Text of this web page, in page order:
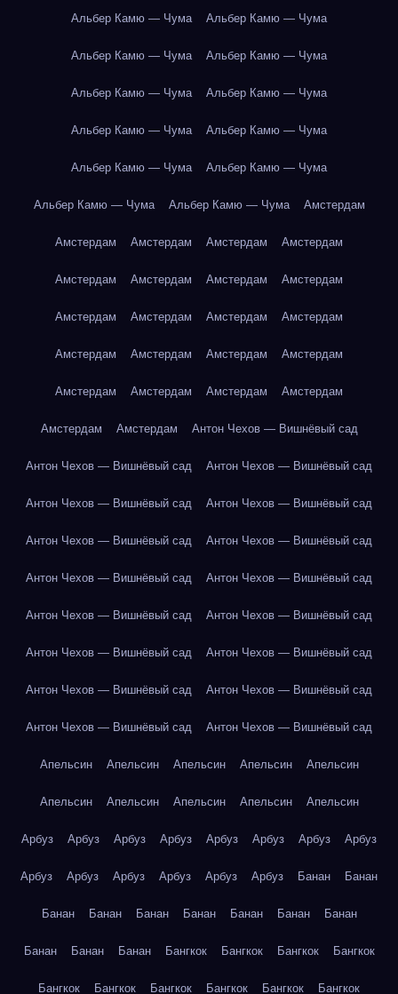
Альбер Камю — Чума Альбер Камю — Чума
Альбер Камю — Чума Альбер Камю — Чума
Альбер Камю — Чума Альбер Камю — Чума
Альбер Камю — Чума Альбер Камю — Чума
Альбер Камю — Чума Альбер Камю — Чума
Альбер Камю — Чума Альбер Камю — Чума Амстердам
Амстердам Амстердам Амстердам Амстердам
Амстердам Амстердам Амстердам Амстердам
Амстердам Амстердам Амстердам Амстердам
Амстердам Амстердам Амстердам Амстердам
Амстердам Амстердам Амстердам Амстердам
Амстердам Амстердам Антон Чехов — Вишнёвый сад
Антон Чехов — Вишнёвый сад Антон Чехов — Вишнёвый сад
Антон Чехов — Вишнёвый сад Антон Чехов — Вишнёвый сад
Антон Чехов — Вишнёвый сад Антон Чехов — Вишнёвый сад
Антон Чехов — Вишнёвый сад Антон Чехов — Вишнёвый сад
Антон Чехов — Вишнёвый сад Антон Чехов — Вишнёвый сад
Антон Чехов — Вишнёвый сад Антон Чехов — Вишнёвый сад
Антон Чехов — Вишнёвый сад Антон Чехов — Вишнёвый сад
Антон Чехов — Вишнёвый сад Антон Чехов — Вишнёвый сад
Апельсин Апельсин Апельсин Апельсин Апельсин
Апельсин Апельсин Апельсин Апельсин Апельсин
Арбуз Арбуз Арбуз Арбуз Арбуз Арбуз Арбуз Арбуз
Арбуз Арбуз Арбуз Арбуз Арбуз Арбуз Банан Банан
Банан Банан Банан Банан Банан Банан Банан
Банан Банан Банан Бангкок Бангкок Бангкок Бангкок
Бангкок Бангкок Бангкок Бангкок Бангкок Бангкок